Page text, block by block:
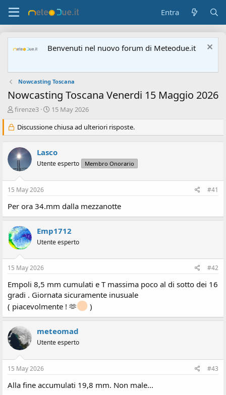
Entra
Benvenuti nel nuovo forum di Meteodue.it
Nowcasting Toscana
Nowcasting Toscana Venerdi 15 Maggio 2026
A
t
o
e
d
i
s
c
s
s
i
o
n
firenze3
D
t
a
'
i
i
o
15 May 2026
Discussione chiusa ad ulteriori risposte.
Lasco
Utente esperto Membro Onorario
15 May 2026 #41
Per ora 34.mm dalla mezzanotte
Emp1712
Utente esperto
15 May 2026 #42
Empoli 8,5 mm cumulati e T massima poco al di sotto dei 16
gradi . Giornata sicuramente inusuale
( piacevolmente ! 🫶
)
meteomad
Utente esperto
15 May 2026 #43
Alla fine accumulati 19,8 mm. Non male...